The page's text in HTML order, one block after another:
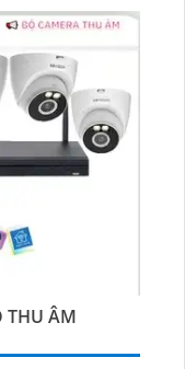
THU ÂM